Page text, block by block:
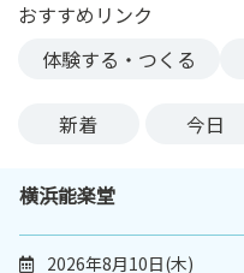
おすすめリンク
体験する・つくる
新着 今日
横浜能楽堂
2026年8月10日(木)